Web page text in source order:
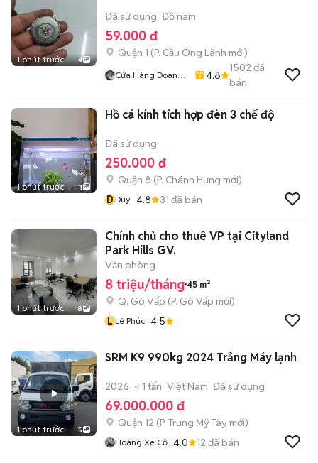
1 phút trước 4
Đã sử dụng Đồ nam
59.000 đ
Quận 1 (P. Cầu Ông Lãnh mới)
Cửa Hàng Doan
4.8
1502 đã
bán
1 phút trước 1
Hồ cá kính tích hợp đèn 3 chế độ
Đã sử dụng
250.000 đ
Quận 8 (P. Chánh Hưng mới)
DDuy 4.8 31 đã bán
1 phút trước 8
Chính chủ cho thuê VP tại Cityland
Park Hills GV.
Văn phòng
8 triệu/tháng 45 m²
Q. Gò Vấp (P. Gò Vấp mới)
L Lê Phúc 4.5
1 phút trước 5
SRM K9 990kg 2024 Trắng Máy lạnh
2026 < 1 tấn Việt Nam Đã sử dụng
69.000.000 đ
Quận 12 (P. Trung Mỹ Tây mới)
Hoàng Xe Cộ 4.0 12 đã bán